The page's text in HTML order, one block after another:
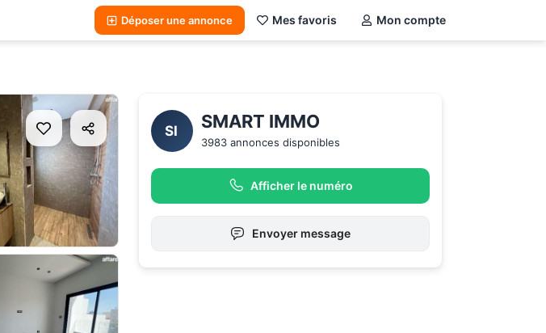
Déposer une annonce Mes favoris Mon compte
SI SMART IMMO
3983 annonces disponibles
Afficher le numéro
Envoyer message